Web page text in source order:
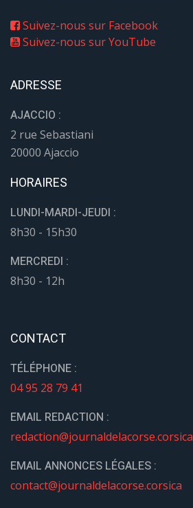
Suivez-nous sur Facebook
Suivez-nous sur YouTube
ADRESSE
AJACCIO :
2 rue Sebastiani
20000 Ajaccio
HORAIRES
LUNDI-MARDI-JEUDI :
8h30 - 15h30
MERCREDI :
8h30 - 12h
CONTACT
TÉLÉPHONE :
04 95 28 79 41
EMAIL REDACTION :
redaction@journaldelacorse.corsica
EMAIL ANNONCES LÉGALES :
contact@journaldelacorse.corsica